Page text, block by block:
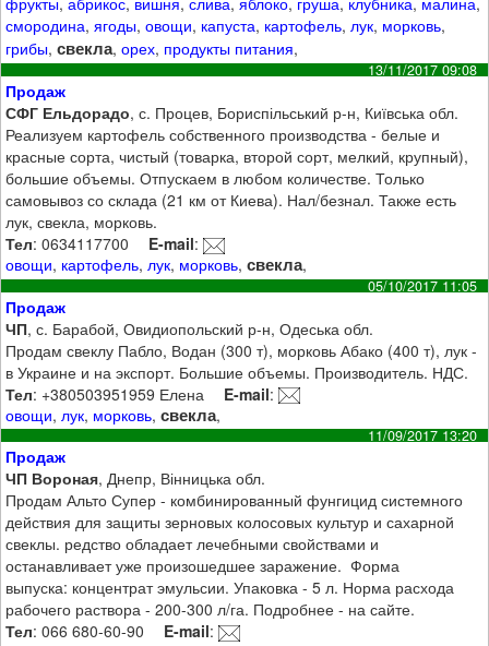
смородина,ягоды,овощи, капуста, картофель,лук, морковь,
грибы,свекла,орех, продукты питания,
13/11/2017 09:08
Продаж
СФГ Ельдорадо, с. Процев, Бориспільський р-н, Київська обл.
Реализуем картофель собственного производства - белые и
красные сорта, чистый (товарка, второй сорт, мелкий, крупный),
большие объемы. Отпускаем в любом количестве. Только
самовывоз со склада (21 км от Киева). Нал/безнал. Также есть
лук, свекла, морковь.
Тел: 0634117700 E-mail:
овощи, картофель, лук, морковь,свекла,
05/10/2017 11:05
Продаж
ЧП, с. Барабой, Овидиопольский р-н, Одеська обл.
Продам свеклу Пабло, Водан (300 т), морковь Абако (400 т), лук -
в Украине и на экспорт. Большие объемы. Производитель. НДС.
Тел: +380503951959 Елена E-mail:
овощи, лук, морковь,свекла,
11/09/2017 13:20
Продаж
ЧП Вороная, Днепр, Вінницька обл.
Продам Альто Супер - комбинированный фунгицид системного
действия для защиты зерновых колосовых культур и сахарной
свеклы. редство обладает лечебными свойствами и
останавливает уже произошедшее заражение. Форма
выпуска: концентрат эмульсии. Упаковка - 5 л. Норма расхода
рабочего раствора - 200-300 л/га. Подробнее - на сайте.
Тел: 066 680-60-90 E-mail: